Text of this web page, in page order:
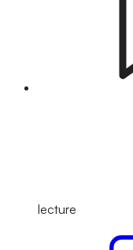
lecture